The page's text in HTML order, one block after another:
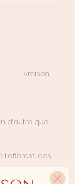
Livraison
d’autre que
Lafforest, ces
solution
sous les